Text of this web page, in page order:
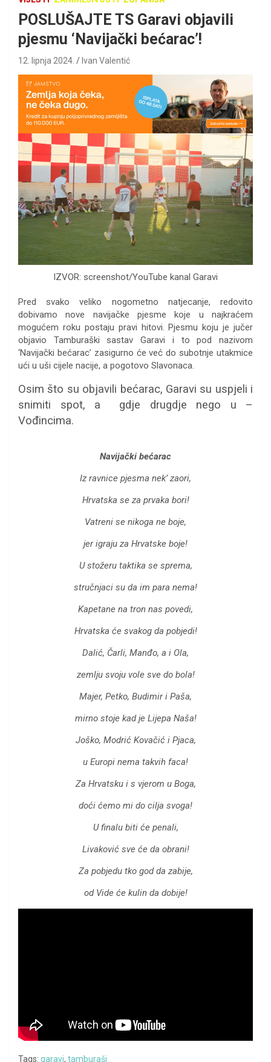
POSLUŠAJTE TS Garavi objavili
pjesmu ‘Navijački bećarac’!
12. lipnja 2024. Ivan Valentić
IZVOR: screenshot/YouTube kanal Garavi
Pred svako veliko nogometno natjecanje, redovito
dobivamo nove navijačke pjesme koje u najkraćem
mogućem roku postaju pravi hitovi. Pjesmu koju je jučer
objavio Tamburaški sastav Garavi i to pod nazivom
‘Navijački bećarac’ zasigurno će već do subotnje utakmice
ući u uši cijele nacije, a pogotovo Slavonaca.
Osim što su objavili bećarac, Garavi su uspjeli i
snimiti spot, a gdje drugdje nego u –
Vođincima.
Navijački bećarac
Iz ravnice pjesma nek’ zaori,
Hrvatska se za prvaka bori!
Vatreni se nikoga ne boje,
jer igraju za Hrvatske boje!
U stožeru taktika se sprema,
stručnjaci su da im para nema!
Kapetane na tron nas povedi,
Hrvatska će svakog da pobjedi!
Dalić, Čarli, Manđo, a i Ola,
zemlju svoju vole sve do bola!
Majer, Petko, Budimir i Paša,
mirno stoje kad je Lijepa Naša!
Joško, Modrić Kovačić i Pjaca,
u Europi nema takvih faca!
Za Hrvatsku i s vjerom u Boga,
doći ćemo mi do cilja svoga!
U finalu biti će penali,
Livaković sve će da obrani!
Za pobjedu tko god da zabije,
od Vide će kulin da dobije!
Tags: garavi, tamburaši